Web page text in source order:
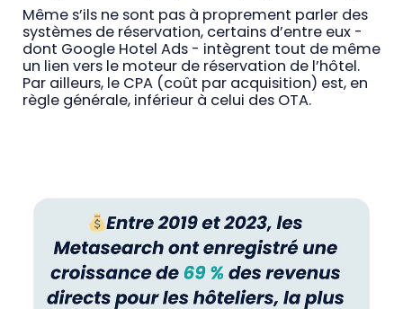
Même s’ils ne sont pas à proprement parler des
systèmes de réservation, certains d’entre eux -
dont Google Hotel Ads - intègrent tout de même
un lien vers le moteur de réservation de l’hôtel.
Par ailleurs, le CPA (coût par acquisition) est, en
règle générale, inférieur à celui des OTA.